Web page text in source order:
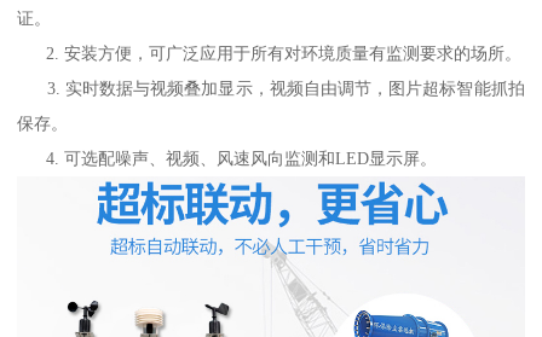
证。
2. 安装方便，可广泛应用于所有对环境质量有监测要求的场所。
3. 实时数据与视频叠加显示，视频自由调节，图片超标智能抓拍
保存。
4. 可选配噪声、视频、风速风向监测和LED显示屏。